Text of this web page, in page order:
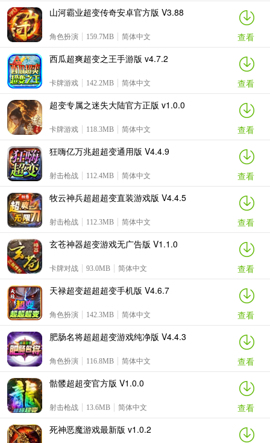
山河霸业超变传奇安卓官方版 V3.88
角色扮演 159.7MB 简体中文
查看
西瓜超爽超变之王手游版 v4.7.2
卡牌游戏 142.2MB 简体中文
查看
超变专属之迷失大陆官方正版 v1.0.0
卡牌游戏 118.3MB 简体中文
查看
狂嗨亿万兆超超变通用版 V4.4.9
射击枪战 112.4MB 简体中文
查看
牧云神兵超超超变直装游戏版 V4.4.5
射击枪战 112.3MB 简体中文
查看
玄苍神器超变游戏无广告版 V1.1.0
卡牌对战 93.0MB 简体中文
查看
天禄超变超超超变手机版 V4.6.7
角色扮演 142.3MB 简体中文
查看
肥肠名将超超超变游戏纯净版 V4.4.3
角色扮演 116.8MB 简体中文
查看
骷髅超超变官方版 V1.0.0
射击枪战 13.6MB 简体中文
查看
死神恶魔游戏最新版 v1.0.2